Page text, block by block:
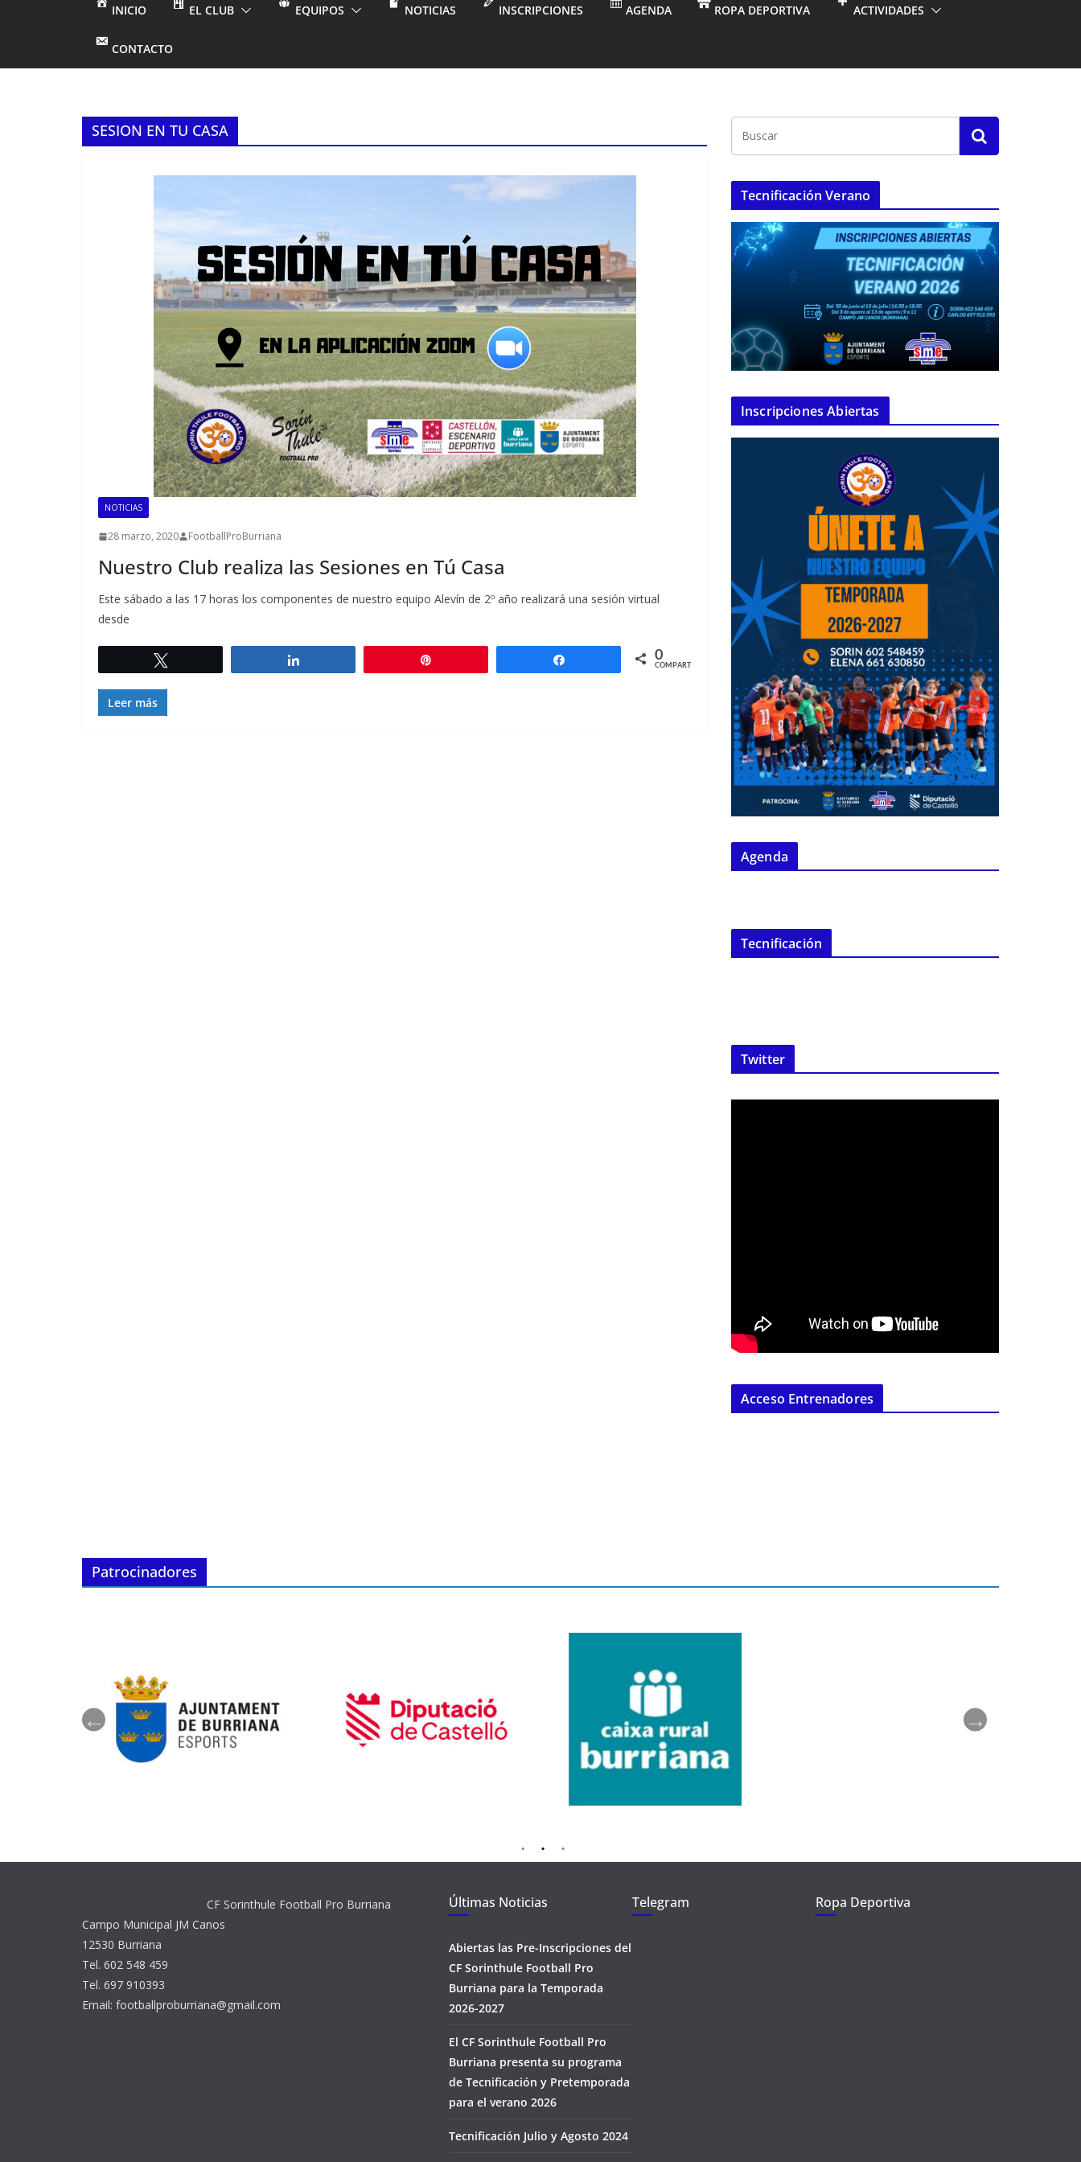
INICIO EL CLUB EQUIPOS NOTICIAS INSCRIPCIONES AGENDA ROPA DEPORTIVA ACTIVIDADES
CONTACTO
SESION EN TU CASA
NOTICIAS
28 marzo, 2020 FootballProBurriana
Nuestro Club realiza las Sesiones en Tú Casa
Este sábado a las 17 horas los componentes de nuestro equipo Alevín de 2º año realizará una sesión virtual
desde
0
COMPARTIR
Leer más
Tecnificación Verano
Inscripciones Abiertas
Agenda
Tecnificación
Twitter
Acceso Entrenadores
Patrocinadores
CF Sorinthule Football Pro Burriana
Campo Municipal JM Canos
12530 Burriana
Tel. 602 548 459
Tel. 697 910393
Email: footballproburriana@gmail.com
Últimas Noticias
Abiertas las Pre-Inscripciones del
CF Sorinthule Football Pro
Burriana para la Temporada
2026-2027
El CF Sorinthule Football Pro
Burriana presenta su programa
de Tecnificación y Pretemporada
para el verano 2026
Tecnificación Julio y Agosto 2024
Telegram Ropa Deportiva